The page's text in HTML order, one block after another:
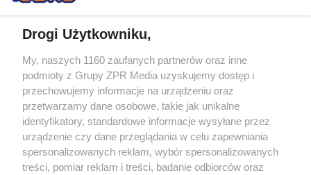
Żaden utwór zamieszczony w serwisie nie może być powielany i
rozpowszechniany lub dalej rozpowszechniany w jakikolwiek sposób (w
tym także elektroniczny lub mechaniczny) na jakimkolwiek polu
eksploatacji w jakiejkolwiek formie, włącznie z umieszczaniem w
Internecie bez pisemnej zgody właściciela praw. Jakiekolwiek użycie lub
wykorzystanie utworów w całości lub w części z naruszeniem prawa,
tzn. bez właściwej zgody, jest zabronione pod groźbą kary i może być
ścigane prawnie.
Drogi Użytkowniku,
My, naszych 1160 zaufanych partnerów oraz inne
podmioty z Grupy ZPR Media uzyskujemy dostęp i
przechowujemy informacje na urządzeniu oraz
przetwarzamy dane osobowe, takie jak unikalne
identyfikatory, standardowe informacje wysyłane przez
urządzenie czy dane przeglądania w celu zapewniania
spersonalizowanych reklam, wybór spersonalizowanych
treści, pomiar reklam i treści, badanie odbiorców oraz